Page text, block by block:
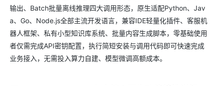
输出、Batch批量离线推理四大调用形态，原生适配Python、Jav
a、Go、Node.js全部主流开发语言，兼容IDE轻量化插件、客服机
器人框架、私有小型知识库系统、批量内容生成脚本，零基础使用
者仅需完成API密钥配置，执行简短安装与调用代码即可快速完成
业务接入，无需投入算力自建、模型微调高额成本。